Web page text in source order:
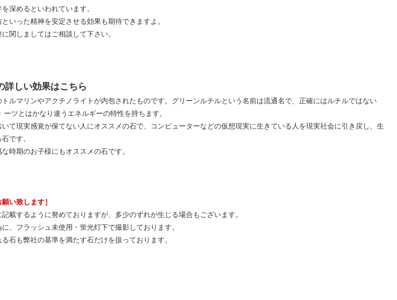
深めるといわれています。
いった精神を安定させる効果も期待できますよ。
関しましてはご相談して下さい。
詳しい効果はこちら
ルマリンやアクチノライトが内包されたものです。グリーンルチルという名前は流通名で、正確にはルチルではない
ツとはかなり違うエネルギーの特性を持ちます。
て現実感覚が保てない人にオススメの石で、コンピューターなどの仮想現実に生きている人を現実社会に引き戻し、生
です。
時期のお子様にもオススメの石です。
い致します］
載するように努めておりますが、多少のずれが生じる場合もございます。
、フラッシュ未使用・蛍光灯下で撮影しております。
石も弊社の基準を満たす石だけを扱っております。